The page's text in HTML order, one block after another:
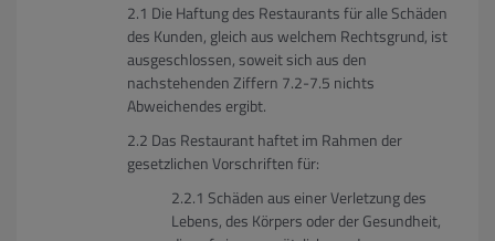
Die Haftung des Restaurants für alle Schäden
des Kunden, gleich aus welchem Rechtsgrund, ist
ausgeschlossen, soweit sich aus den
nachstehenden Ziffern 7.2-7.5 nichts
Abweichendes ergibt.
Das Restaurant haftet im Rahmen der
gesetzlichen Vorschriften für:
Schäden aus einer Verletzung des
Lebens, des Körpers oder der Gesundheit,